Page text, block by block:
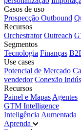
Casos de uso
Prospecção Outbound
Recursos
Orchestrator Outreach
Segmentos
Tecnologia Finanças
Use cases
Potencial de Mercado
vendedor Conexão
Recursos
Painel e Mapas Agentes
GTM Intelligence
Inteligência Aumentada
Aprenda